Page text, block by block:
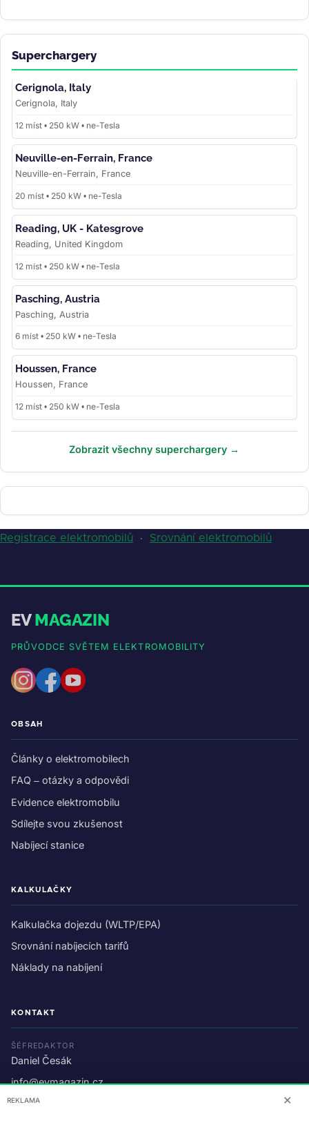
Superchargery
Cerignola, Italy
Cerignola, Italy
12 míst • 250 kW • ne-Tesla
Neuville-en-Ferrain, France
Neuville-en-Ferrain, France
20 míst • 250 kW • ne-Tesla
Reading, UK - Katesgrove
Reading, United Kingdom
12 míst • 250 kW • ne-Tesla
Pasching, Austria
Pasching, Austria
6 míst • 250 kW • ne-Tesla
Houssen, France
Houssen, France
12 míst • 250 kW • ne-Tesla
Zobrazit všechny superchargery →
Registrace elektromobilů · Srovnání elektromobilů
EVMAGAZIN
PRŮVODCE SVĚTEM ELEKTROMOBILITY
OBSAH
Články o elektromobilech
FAQ – otázky a odpovědi
Evidence elektromobilu
Sdílejte svou zkušenost
Nabíjecí stanice
KALKULAČKY
Kalkulačka dojezdu (WLTP/EPA)
Srovnání nabíjecích tarifů
Náklady na nabíjení
KONTAKT
ŠÉFREDAKTOR
Daniel Česák
info@evmagazin.cz
O nás
REKLAMA ✕